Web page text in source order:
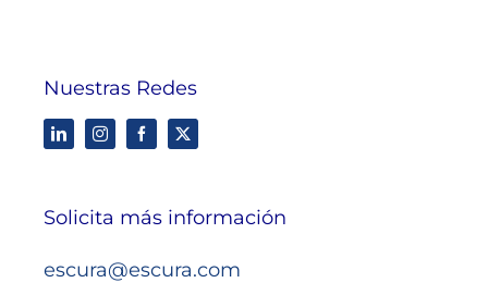
Nuestras Redes
Solicita más información
escura@escura.com